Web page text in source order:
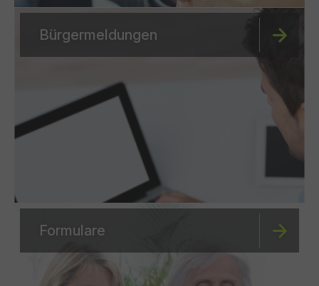
Bürgermeldungen
Formulare